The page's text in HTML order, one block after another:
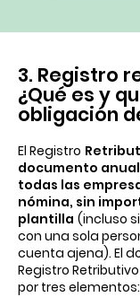
3. Registro
¿Qué es y
obligación
El Registro
documento
todas las
nómina, sin
plantilla (incluso
con una sola
cuenta ajena). El
Registro
por tres elementos: